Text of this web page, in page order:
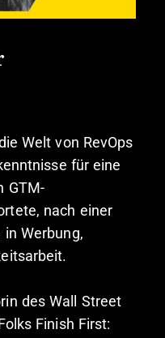
Welt von RevOps
für eine
GTM-
nach einer
Werbung,
des Wall Street
Finish First: